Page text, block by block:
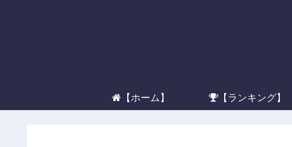
【ホーム】 【ランキング】